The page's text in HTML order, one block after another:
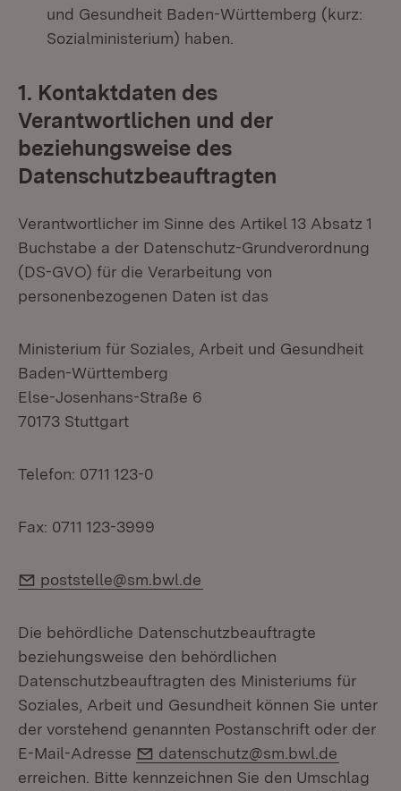
und Gesundheit Baden-Württemberg (kurz:
Sozialministerium) haben.
1. Kontaktdaten des
Verantwortlichen und der
beziehungsweise des
Datenschutzbeauftragten
Verantwortlicher im Sinne des Artikel 13 Absatz 1
Buchstabe a der Datenschutz-Grundverordnung
(DS-GVO) für die Verarbeitung von
personenbezogenen Daten ist das
Ministerium für Soziales, Arbeit und Gesundheit
Baden-Württemberg
Else-Josenhans-Straße 6
70173 Stuttgart
Telefon: 0711 123-0
Fax: 0711 123-3999
E-Mail:
poststelle@sm.bwl.de
Die behördliche Datenschutzbeauftragte
beziehungsweise den behördlichen
Datenschutzbeauftragten des Ministeriums für
Soziales, Arbeit und Gesundheit können Sie unter
der vorstehend genannten Postanschrift oder der
E-Mail-Adresse
E-Mail:
datenschutz@sm.bwl.de
erreichen. Bitte kennzeichnen Sie den Umschlag